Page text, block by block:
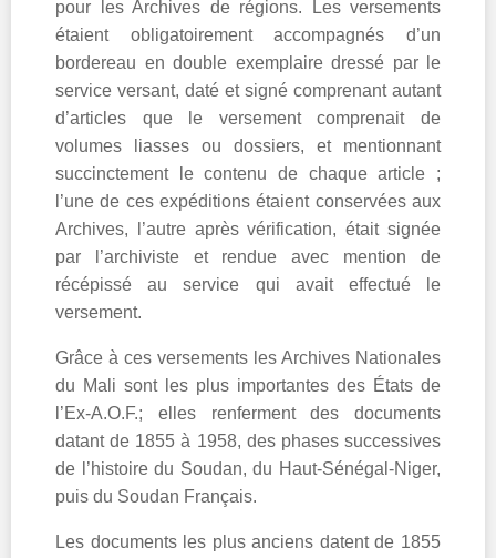
pour les Archives de régions. Les versements
étaient obligatoirement accompagnés d’un
bordereau en double exemplaire dressé par le
service versant, daté et signé comprenant autant
d’articles que le versement comprenait de
volumes liasses ou dossiers, et mentionnant
succinctement le contenu de chaque article ;
l’une de ces expéditions étaient conservées aux
Archives, l’autre après vérification, était signée
par l’archiviste et rendue avec mention de
récépissé au service qui avait effectué le
versement.
Grâce à ces versements les Archives Nationales
du Mali sont les plus importantes des États de
l’Ex-A.O.F.; elles renferment des documents
datant de 1855 à 1958, des phases successives
de l’histoire du Soudan, du Haut-Sénégal-Niger,
puis du Soudan Français.
Les documents les plus anciens datent de 1855